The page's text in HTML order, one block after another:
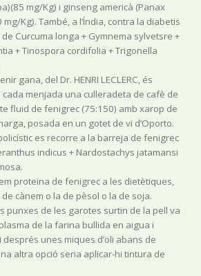
mg/Kg) i ginseng americà (Panax
Kg). També, a l’Índia, contra la diabetis
Curcuma longa + Gymnema sylvetsre +
+ Tinospora cordifolia + Trigonella
gana, del Dr. HENRI LECLERC, és
menjada una culleradeta de cafè de
fluid de fenigrec (75:150) amb xarop de
posada en un gotet de vi d’Oporto.
es recorre a la barreja de fenigrec
indicus + Nardostachys jatamansi
proteïna de fenigrec a les dietètiques,
cànem o la de pèsol o la de soja.
punxes de les garotes surtin de la pell va
de la farina bullida en aigua i
unes miques d’oli abans de
altra opció seria aplicar-hi tintura de